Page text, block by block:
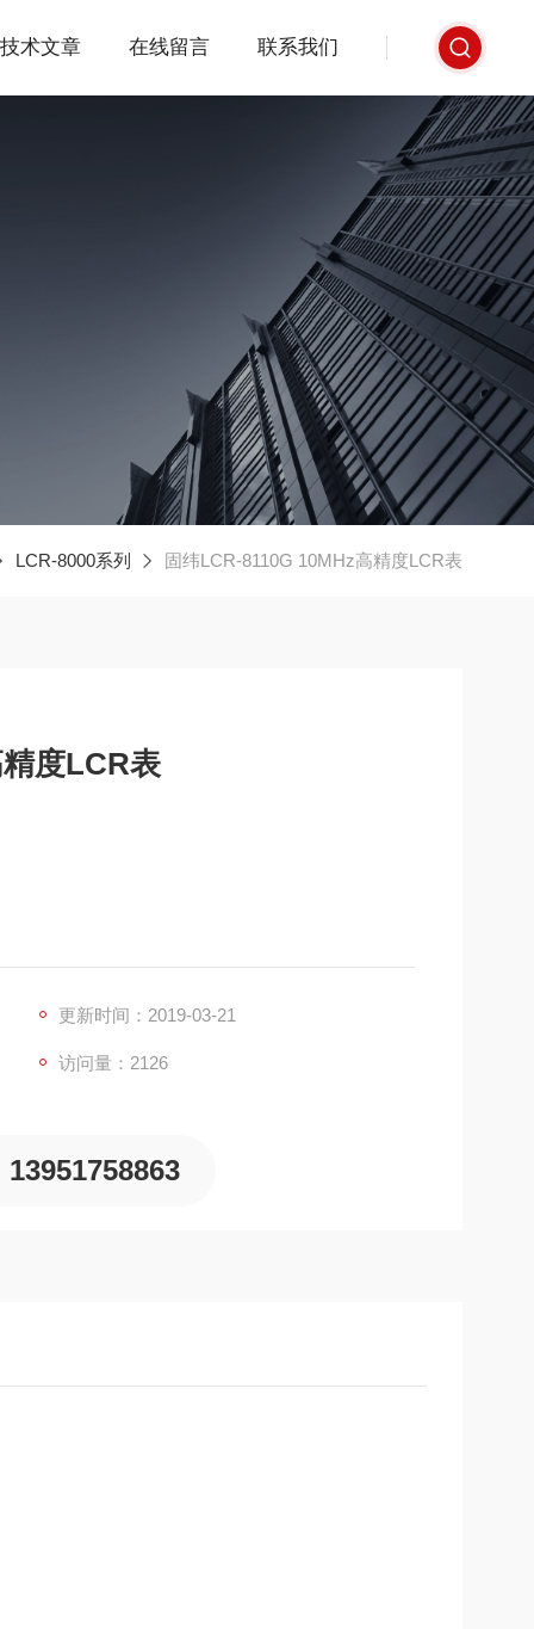
技术文章 在线留言 联系我们
LCR-8000系列 固纬LCR-8110G 10MHz高精度LCR表
度LCR表
更新时间：2019-03-21
访问量：2126
13951758863